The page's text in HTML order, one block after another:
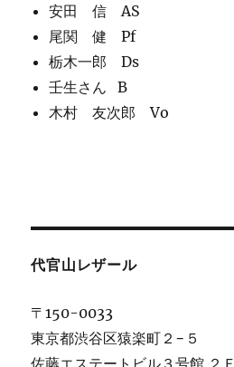
安田 信 AS
尾関 健 Pf
栃木一郎 Ds
壬生さん B
木村 友次郎 Vo
代官山レザール
〒150-0033
東京都渋谷区猿楽町２−５
佐藤エステートビル３号館 ２Ｆ